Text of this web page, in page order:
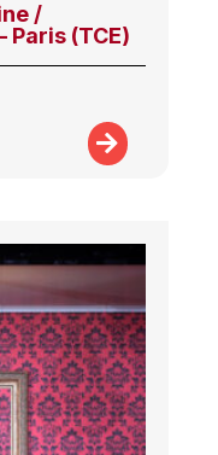
/
Paris (TCE)